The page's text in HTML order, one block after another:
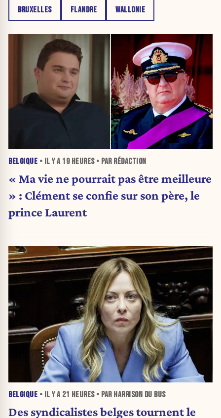
BRUXELLES FLANDRE WALLONIE
BELGIQUE • IL Y A 19 HEURES• PAR RÉDACTION
« Ma vie ne pourrait pas être meilleure
» : Clément se confie sur son père, le
prince Laurent
BELGIQUE • IL Y A 21 HEURES• PAR HARRISON DU BUS
Des syndicalistes belges tournent le